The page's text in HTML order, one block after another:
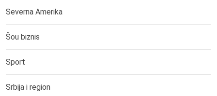
Severna Amerika
Šou biznis
Sport
Srbija i region